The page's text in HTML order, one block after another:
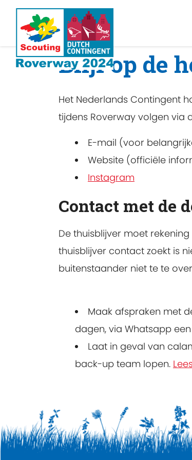
Blijf op de
Het Nederlands Contingent
tijdens Roverway volgen via
E-mail (voor
Website (officiële
Instagram
Contact met de
De thuisblijver moet
thuisblijver contact zoekt is
buitenstaander niet te te
Maak afspraken met
dagen, via Whatsapp
Laat in geval van
back-up team lopen.